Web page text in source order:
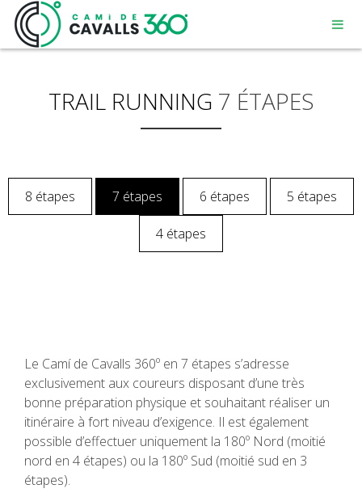
RANDONNÉE
13 ÉTAPES
10 ÉTAPES
TRAIL RUNNING 7 ÉTAPES
8 étapes 7 étapes 6 étapes 5 étapes
4 étapes
Le Camí de Cavalls 360º en 7 étapes s’adresse
exclusivement aux coureurs disposant d’une très
bonne préparation physique et souhaitant réaliser un
itinéraire à fort niveau d’exigence. Il est également
possible d’effectuer uniquement la 180º Nord (moitié
nord en 4 étapes) ou la 180º Sud (moitié sud en 3
étapes).